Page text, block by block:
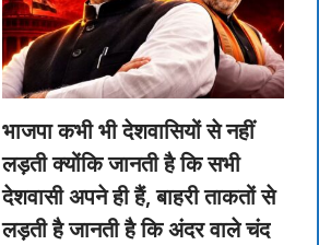
भाजपा कभी भी देशवासियों से नहीं
लड़ती क्योंकि जानती है कि सभी
देशवासी अपने ही हैं, बाहरी ताकतों से
लड़ती है जानती है कि अंदर वाले चंद